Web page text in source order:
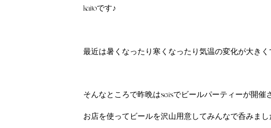
kaitoです♪
最近は暑くなったり寒くなったり気温の変化が大きく
そんなところで昨晩はseisでビールパーティーが開催
お店を使ってビールを沢山用意してみんなで呑みまし